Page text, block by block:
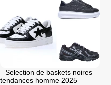
Selection de baskets noires
tendances homme 2025